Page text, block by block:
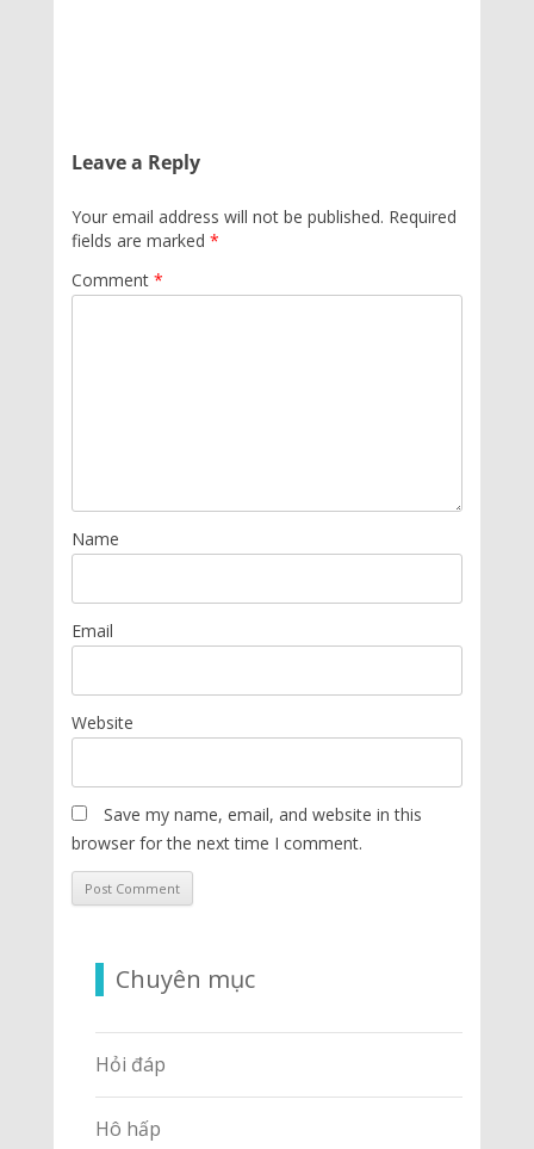
Leave a Reply
Your email address will not be published. Required
fields are marked *
Comment *
Name
Email
Website
Save my name, email, and website in this
browser for the next time I comment.
Chuyên mục
Hỏi đáp
Hô hấp